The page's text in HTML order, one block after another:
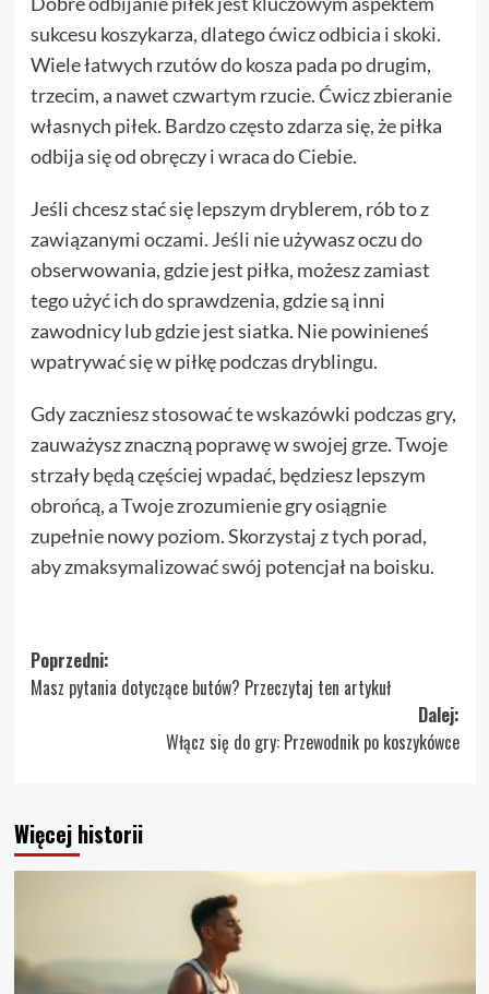
sukcesu koszykarza, dlatego ćwicz odbicia i skoki.
Wiele łatwych rzutów do kosza pada po drugim,
trzecim, a nawet czwartym rzucie. Ćwicz zbieranie
własnych piłek. Bardzo często zdarza się, że piłka
odbija się od obręczy i wraca do Ciebie.
Jeśli chcesz stać się lepszym dryblerem, rób to z
zawiązanymi oczami. Jeśli nie używasz oczu do
obserwowania, gdzie jest piłka, możesz zamiast
tego użyć ich do sprawdzenia, gdzie są inni
zawodnicy lub gdzie jest siatka. Nie powinieneś
wpatrywać się w piłkę podczas dryblingu.
Gdy zaczniesz stosować te wskazówki podczas gry,
zauważysz znaczną poprawę w swojej grze. Twoje
strzały będą częściej wpadać, będziesz lepszym
obrońcą, a Twoje zrozumienie gry osiągnie
zupełnie nowy poziom. Skorzystaj z tych porad,
aby zmaksymalizować swój potencjał na boisku.
Zobacz
wpisy
Poprzedni:
Masz pytania dotyczące butów? Przeczytaj ten artykuł
Dalej:
Włącz się do gry: Przewodnik po koszykówce
Więcej historii